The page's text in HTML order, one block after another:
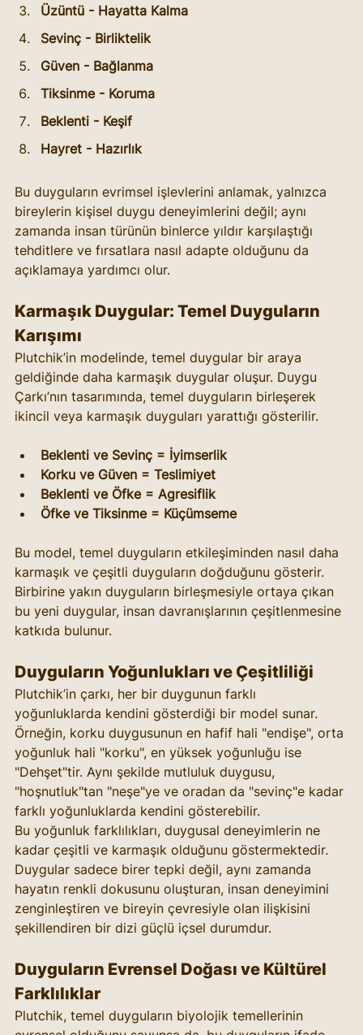
Üzüntü - Hayatta Kalma
Sevinç - Birliktelik
Güven - Bağlanma
Tiksinme - Koruma
Beklenti - Keşif
Hayret - Hazırlık
Bu duyguların evrimsel işlevlerini anlamak, yalnızca
bireylerin kişisel duygu deneyimlerini değil; aynı
zamanda insan türünün binlerce yıldır karşılaştığı
tehditlere ve fırsatlara nasıl adapte olduğunu da
açıklamaya yardımcı olur.
Karmaşık Duygular: Temel Duyguların
Karışımı
Plutchik’in modelinde, temel duygular bir araya
geldiğinde daha karmaşık duygular oluşur. Duygu
Çarkı’nın tasarımında, temel duyguların birleşerek
ikincil veya karmaşık duyguları yarattığı gösterilir.
Beklenti ve Sevinç = İyimserlik
Korku ve Güven = Teslimiyet
Beklenti ve Öfke = Agresiflik
Öfke ve Tiksinme = Küçümseme
Bu model, temel duyguların etkileşiminden nasıl daha
karmaşık ve çeşitli duyguların doğduğunu gösterir.
Birbirine yakın duyguların birleşmesiyle ortaya çıkan
bu yeni duygular, insan davranışlarının çeşitlenmesine
katkıda bulunur.
Duyguların Yoğunlukları ve Çeşitliliği
Plutchik’in çarkı, her bir duygunun farklı
yoğunluklarda kendini gösterdiği bir model sunar.
Örneğin, korku duygusunun en hafif hali "endişe", orta
yoğunluk hali "korku", en yüksek yoğunluğu ise
"Dehşet"tir. Aynı şekilde mutluluk duygusu,
"hoşnutluk"tan "neşe"ye ve oradan da "sevinç"e kadar
farklı yoğunluklarda kendini gösterebilir.
Bu yoğunluk farklılıkları, duygusal deneyimlerin ne
kadar çeşitli ve karmaşık olduğunu göstermektedir.
Duygular sadece birer tepki değil, aynı zamanda
hayatın renkli dokusunu oluşturan, insan deneyimini
zenginleştiren ve bireyin çevresiyle olan ilişkisini
şekillendiren bir dizi güçlü içsel durumdur.
Duyguların Evrensel Doğası ve Kültürel
Farklılıklar
Plutchik, temel duyguların biyolojik temellerinin